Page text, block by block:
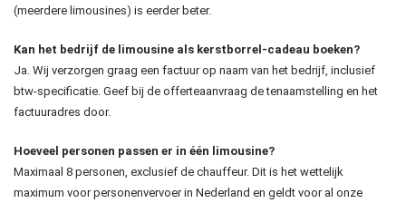
(meerdere limousines) is eerder beter.
Kan het bedrijf de limousine als kerstborrel-cadeau boeken?
Ja. Wij verzorgen graag een factuur op naam van het bedrijf, inclusief
btw-specificatie. Geef bij de offerteaanvraag de tenaamstelling en het
factuuradres door.
Hoeveel personen passen er in één limousine?
Maximaal 8 personen, exclusief de chauffeur. Dit is het wettelijk
maximum voor personenvervoer in Nederland en geldt voor al onze